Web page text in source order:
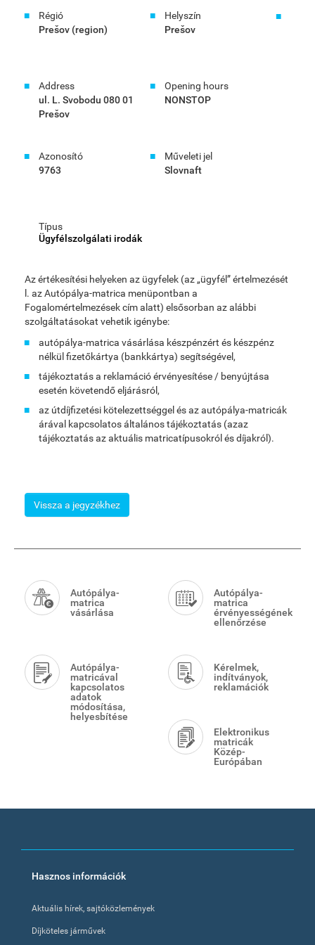
Régió
Prešov (region)
Helyszín
Prešov
Address
ul. L. Svobodu 080 01
Prešov
Opening hours
NONSTOP
Azonosító
9763
Műveleti jel
Slovnaft
Típus
Ügyfélszolgálati irodák
Az értékesítési helyeken az ügyfelek (az „ügyfél” értelmezését
l. az Autópálya-matrica menüpontban a
Fogalomértelmezések cím alatt) elsősorban az alábbi
szolgáltatásokat vehetik igénybe:
autópálya-matrica vásárlása készpénzért és készpénz
nélkül fizetőkártya (bankkártya) segítségével,
tájékoztatás a reklamáció érvényesítése / benyújtása
esetén követendő eljárásról,
az útdíjfizetési kötelezettséggel és az autópálya-matricák
árával kapcsolatos általános tájékoztatás (azaz
tájékoztatás az aktuális matricatípusokról és díjakról).
Vissza a jegyzékhez
Menu
Autópálya-
matrica
vásárlása
Autópálya-
matrica
érvényességének
ellenőrzése
Autópálya-
matricával
kapcsolatos
adatok
módosítása,
helyesbítése
Kérelmek,
indítványok,
reklamációk
Elektronikus
matricák
Közép-
Európában
Footer
Hasznos információk
Aktuális hírek, sajtóközlemények
Díjköteles járművek